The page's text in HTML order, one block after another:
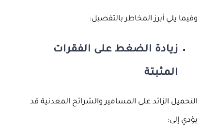
وفيما يلي أبرز المخاطر بالتفصيل:
زيادة الضغط على الفقرات
المثبتة
التحميل الزائد على المسامير والشرائح المعدنية قد
يؤدي إلى: